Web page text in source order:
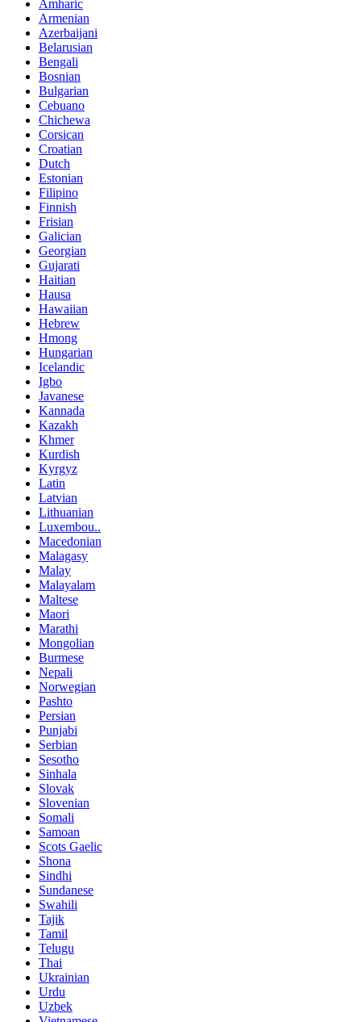
Amharic
Armenian
Azerbaijani
Belarusian
Bengali
Bosnian
Bulgarian
Cebuano
Chichewa
Corsican
Croatian
Dutch
Estonian
Filipino
Finnish
Frisian
Galician
Georgian
Gujarati
Haitian
Hausa
Hawaiian
Hebrew
Hmong
Hungarian
Icelandic
Igbo
Javanese
Kannada
Kazakh
Khmer
Kurdish
Kyrgyz
Latin
Latvian
Lithuanian
Luxembou..
Macedonian
Malagasy
Malay
Malayalam
Maltese
Maori
Marathi
Mongolian
Burmese
Nepali
Norwegian
Pashto
Persian
Punjabi
Serbian
Sesotho
Sinhala
Slovak
Slovenian
Somali
Samoan
Scots Gaelic
Shona
Sindhi
Sundanese
Swahili
Tajik
Tamil
Telugu
Thai
Ukrainian
Urdu
Uzbek